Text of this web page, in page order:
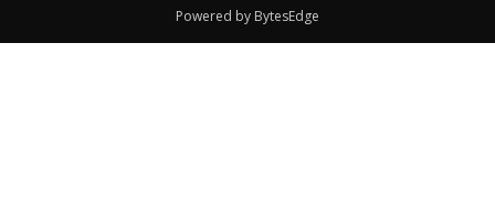
Powered by BytesEdge